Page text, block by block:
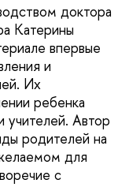
доктора
Катерины
впервые
и
Их
ребенка
учителей. Автор
родителей на
для
с